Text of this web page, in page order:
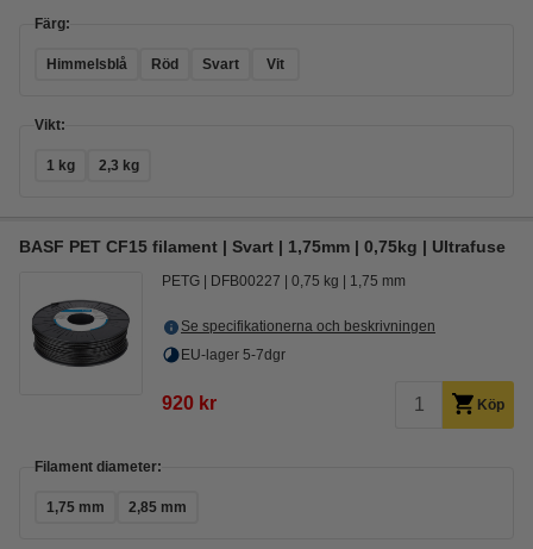
Färg:
Himmelsblå Röd Svart Vit
Vikt:
1 kg 2,3 kg
BASF PET CF15 filament | Svart | 1,75mm | 0,75kg | Ultrafuse
PETG DFB00227 0,75 kg 1,75 mm
Se specifikationerna och beskrivningen
EU-lager 5-7dgr
920 kr Köp
Filament diameter:
1,75 mm 2,85 mm